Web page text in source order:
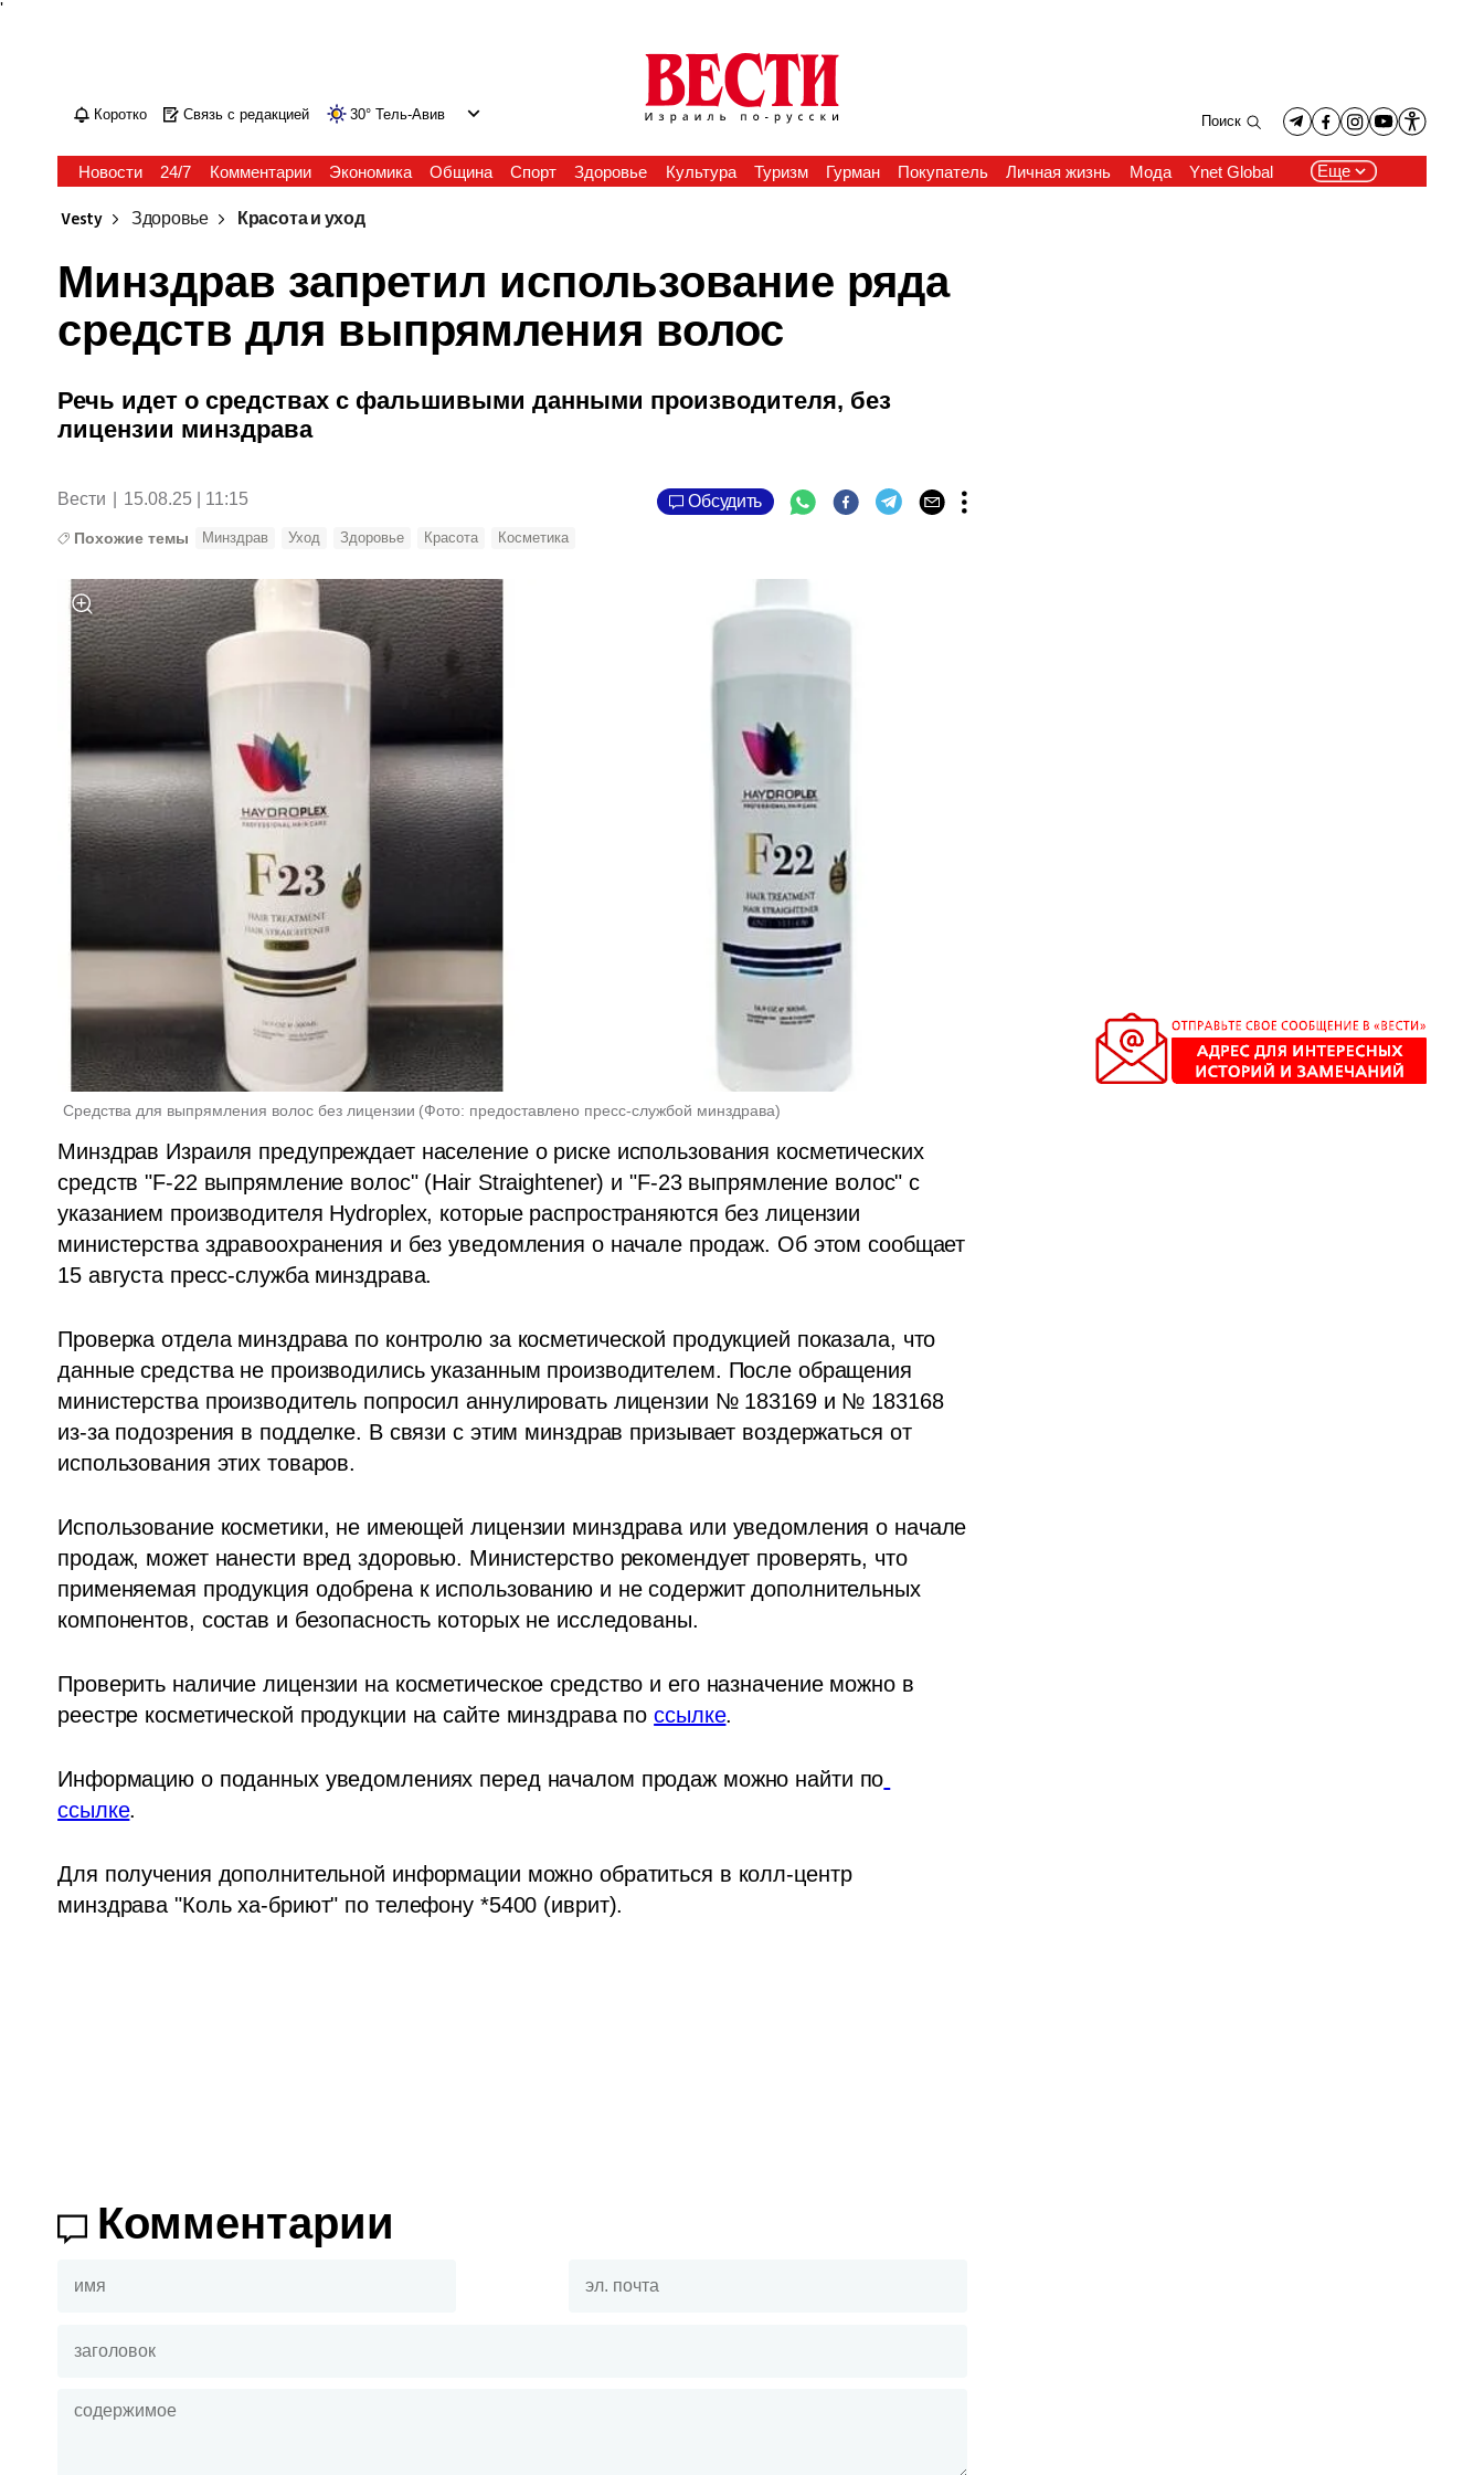
'
Коротко Связь с редакцией 30° Тель-Авив Поиск
Новости 24/7 Комментарии Экономика Община Спорт Здоровье Культура Туризм Гурман Покупатель Личная жизнь Мода Ynet Global Еще
Vesty Здоровье Красота и уход
Минздрав запретил использование ряда
средств для выпрямления волос
Речь идет о средствах с фальшивыми данными производителя, без
лицензии минздрава
Вести 15.08.25 | 11:15 Обсудить
Похожие темы Минздрав Уход Здоровье Красота Косметика
Средства для выпрямления волос без лицензии (Фото: предоставлено пресс-службой минздрава)
Минздрав Израиля предупреждает население о риске использования косметических
средств "F-22 выпрямление волос" (Hair Straightener) и "F-23 выпрямление волос" с
указанием производителя Hydroplex, которые распространяются без лицензии
министерства здравоохранения и без уведомления о начале продаж. Об этом сообщает
15 августа пресс-служба минздрава.
Проверка отдела минздрава по контролю за косметической продукцией показала, что
данные средства не производились указанным производителем. После обращения
министерства производитель попросил аннулировать лицензии № 183169 и № 183168
из-за подозрения в подделке. В связи с этим минздрав призывает воздержаться от
использования этих товаров.
Использование косметики, не имеющей лицензии минздрава или уведомления о начале
продаж, может нанести вред здоровью. Министерство рекомендует проверять, что
применяемая продукция одобрена к использованию и не содержит дополнительных
компонентов, состав и безопасность которых не исследованы.
Проверить наличие лицензии на косметическое средство и его назначение можно в
реестре косметической продукции на сайте минздрава по ссылке.
Информацию о поданных уведомлениях перед началом продаж можно найти по
ссылке.
Для получения дополнительной информации можно обратиться в колл-центр
минздрава "Коль ха-бриют" по телефону *5400 (иврит).
Комментарии